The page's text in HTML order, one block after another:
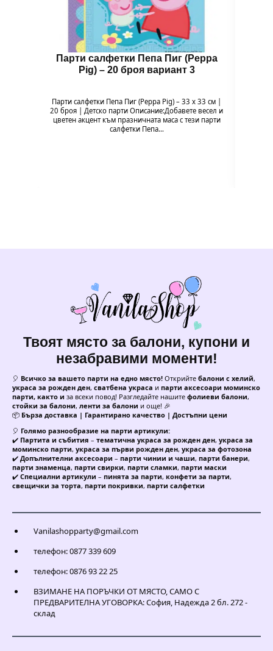
Парти салфетки Пепа Пиг (Peppa
Pig) – 20 броя вариант 3
Парти салфетки Пепа Пиг (Peppa Pig) – 33 x 33 см |
20 броя | Детско парти Описание:Добавете весел и
цветен акцент към празничната маса с тези парти
салфетки Пепа…
Твоят място за балони, купони и
незабравими моменти!
🎈 Всичко за вашето парти на едно място! Открийте балони с хелий,
украса за рожден ден, сватбена украса и парти аксесоари моминско
парти, както и за всеки повод! Разгледайте нашите фолиеви балони,
стойки за балони, ленти за балони и още! 🎉
📦 Бърза доставка | Гарантирано качество | Достъпни цени
🎈 Голямо разнообразие на парти артикули:
✔️ Партита и събития – тематична украса за рожден ден, украса за
моминско парти, украса за първи рожден ден, украса за фотозона
✔️ Допълнителни аксесоари – парти чинии и чаши, парти банери,
парти знаменца, парти свирки, парти сламки, парти маски
✔️ Специални артикули – пинята за парти, конфети за парти,
свещички за торта, парти покривки, парти салфетки
Vanilashopparty@gmail.com
телефон: 0877 339 609
телефон: 0876 93 22 25
ВЗИМАНЕ НА ПОРЪЧКИ ОТ МЯСТО, САМО С
ПРЕДВАРИТЕЛНА УГОВОРКА: София, Надежда 2 бл. 272 -
склад